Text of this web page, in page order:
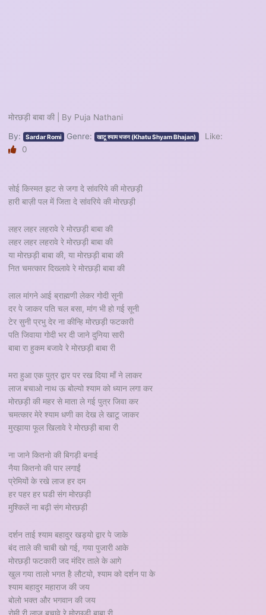
मोरछड़ी बाबा की | By Puja Nathani
By: Sardar Romi Genre: खाटू श्याम भजन (Khatu Shyam Bhajan)
Like:
0
सोई किस्मत झट से जगा दे सांवरिये की मोरछड़ी
हारी बाज़ी पल में जिता दे सांवरिये की मोरछड़ी
लहर लहर लहरावे रे मोरछड़ी बाबा की
लहर लहर लहरावे रे मोरछड़ी बाबा की
या मोरछड़ी बाबा की, या मोरछड़ी बाबा की
नित चमत्कार दिख्लावे रे मोरछड़ी बाबा की
लाल मांगने आई ब्राह्मणी लेकर गोदी सूनी
दर पे जाकर पति चल बसा, मांग भी हो गई सूनी
टेर सुनी प्रभु देर ना कीन्हि मोरछड़ी फटकारी
पति जिवाया गोदी भर दी जाने दुनिया सारी
बाबा रा हुकम बजावे रे मोरछड़ी बाबा री
मरा हुआ एक पुत्र द्वार पर रख दिया माँ ने लाकर
लाज बचाओ नाथ ऊ बोल्यो श्याम को ध्यान लगा कर
मोरछड़ी की महर से माता ले गई पुत्र जिवा कर
चमत्कार मेरे श्याम धणी का देख ले खाटू जाकर
मुरझाया फूल खिलावे रे मोरछड़ी बाबा री
ना जाने कितनो की बिगड़ी बनाई
नैया कितनो की पार लगाईं
प्रेमियों के रखे लाज हर दम
हर पहर हर घडी संग मोरछड़ी
मुश्किलें ना बढ़ी संग मोरछड़ी
दर्शन ताई श्याम बहादुर खड्यो द्वार पे जाके
बंद ताले की चाबी खो गई, गया पुजारी आके
मोरछड़ी फटकारी जद मंदिर ताले के आगे
खुल गया तालो भगत है लौटयो, श्याम को दर्शन पा के
श्याम बहादुर महाराज की जय
बोलो भक्त और भगवान की जय
रोमी री लाज बचावे रे मोरछड़ी बाबा री